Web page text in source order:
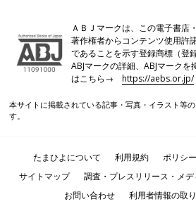
ＡＢＪマークは、この電子書店
著作権者からコンテンツ使用許
であることを示す登録商標（登
ABJマークの詳細、ABJマーク
はこちら→https://aebs.or.jp/
本サイトに掲載されている記事・写真・イラスト等
す。
たまひよについて 利用規約 ポリシー
サイトマップ
調査・プレスリリース・メ
お問い合わせ
利用者情報の取